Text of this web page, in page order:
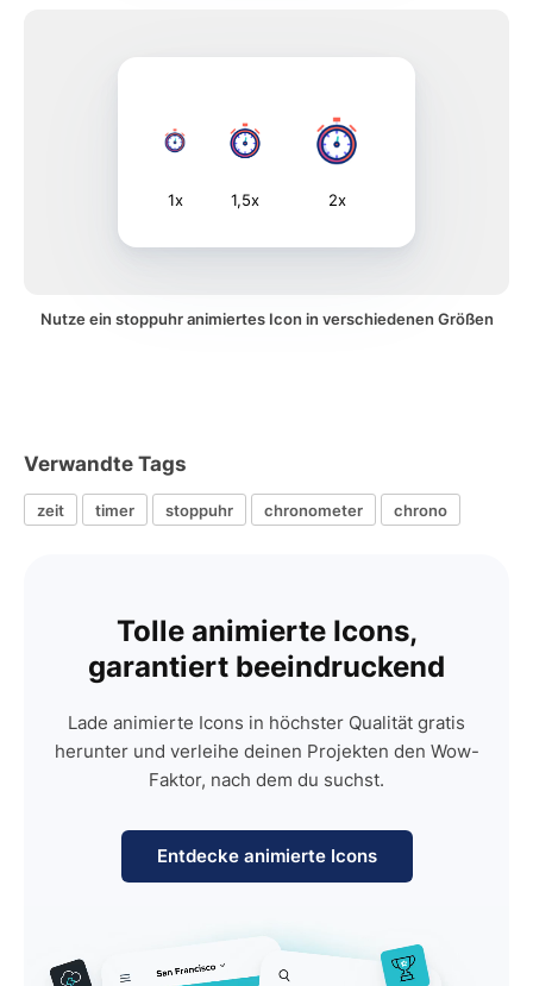
1x 1,5x 2x
Nutze ein stoppuhr animiertes Icon in verschiedenen Größen
Verwandte Tags
zeit timer stoppuhr chronometer chrono
Tolle animierte Icons,
garantiert beeindruckend
Lade animierte Icons in höchster Qualität gratis
herunter und verleihe deinen Projekten den Wow-
Faktor, nach dem du suchst.
Entdecke animierte Icons